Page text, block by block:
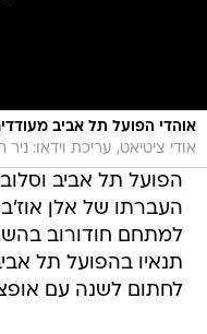
אוהדי הפועל תל אביב
אודי ציטיאט, עריכת וידאו: ניר חן
הפועל תל אביב
העברתו של אלן
למתחם חודורוב
תנאיו בהפועל תל
לחתום לשנה עם